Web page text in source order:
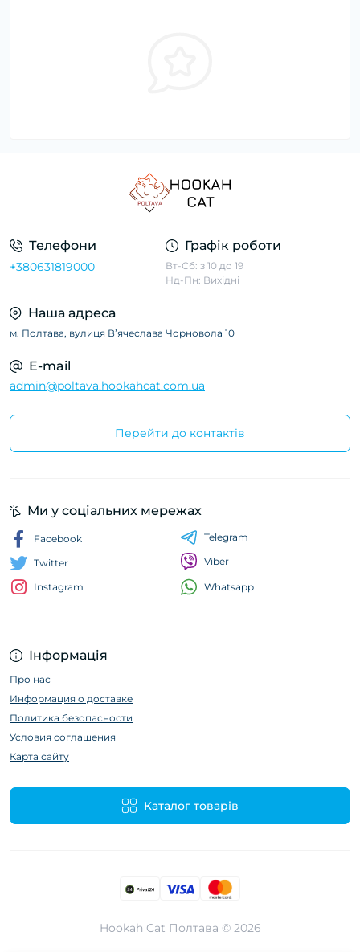
Телефони
+380631819000
Графік роботи
Вт-Сб: з 10 до 19
Нд-Пн: Вихідні
Наша адреса
м. Полтава, вулиця Вʼячеслава Чорновола 10
E-mail
admin@poltava.hookahcat.com.ua
Перейти до контактів
Інформація
Про нас
Информация о доставке
Политика безопасности
Условия соглашения
Карта сайту
Каталог товарів
Ми у соціальних мережах
Facebook
Twitter
Instagram
Telegram
Viber
Whatsapp
Hookah Cat Полтава © 2026